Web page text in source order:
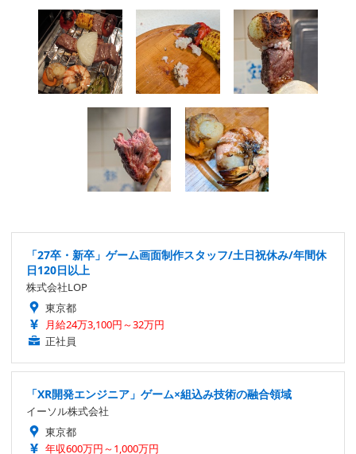
「27卒・新卒」ゲーム画面制作スタッフ/土日祝休み/年間休
日120日以上
株式会社LOP
東京都
月給24万3,100円～32万円
正社員
「XR開発エンジニア」ゲーム×組込み技術の融合領域
イーソル株式会社
東京都
年収600万円～1,000万円